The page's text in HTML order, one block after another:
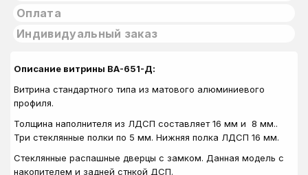
Оплата
Индивидуальный заказ
Описание витрины ВА-651-Д:
Витрина стандартного типа из матового алюминиевого
профиля.
Толщина наполнителя из ЛДСП составляет 16 мм и 8 мм..
Три стеклянные полки по 5 мм. Нижняя полка ЛДСП 16 мм.
Стеклянные распашные дверцы с замком. Данная модель с
накопителем и задней стнкой ДСП.